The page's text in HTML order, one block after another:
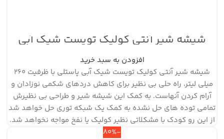
شیشه شیر آنتی کولیک تویست شیک آبی
پاستلی ظرفیت ۲۶۰ میلی لیتر
افزودن به سبد خرید
شیشه شیر آنتی کولیک تویست شیک آبی پاستلی با ظرفیت 260
میلی لیتر، راه حلی بی نظیر برای کاهش دردهای شکمی نوزادان و
آرام کردن آنهاست. به کمک این شیشه شیر و طراحی بی نظیرش
تمامی توده های حل نشده به کمک یک شبکه توری حل خواهد شد
از این رو کودک با مشکلاتی نظیر کولیک یا نفخ مواجه نخواهد شد.
-80%